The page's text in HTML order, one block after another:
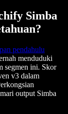
Simba
pendahulu
menduduki
segmen ini. Skor
v3 dalam
output Simba